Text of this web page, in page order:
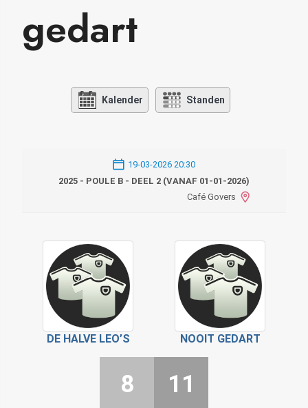
gedart
Kalender Standen
19-03-2026 20:30
2025 - POULE B - DEEL 2 (VANAF 01-01-2026)
Café Govers
DE HALVE LEO’S NOOIT GEDART
8 11